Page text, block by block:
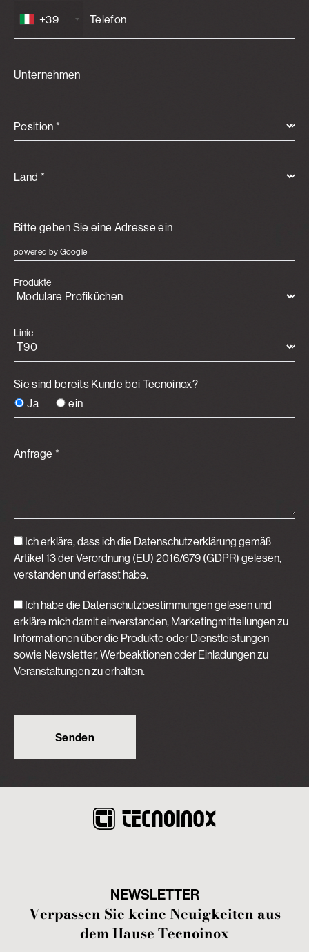
+39
Unternehmen
Position *
Land *
powered by Google
Produkte
Linie
Sie sind bereits Kunde bei Tecnoinox?
Ja
ein
Anfrage *
Ich erkläre, dass ich die Datenschutzerklärung gemäß
Artikel 13 der Verordnung (EU) 2016/679 (GDPR) gelesen,
verstanden und erfasst habe.
Ich habe die Datenschutzbestimmungen gelesen und
erkläre mich damit einverstanden, Marketingmitteilungen zu
Informationen über die Produkte oder Dienstleistungen
sowie Newsletter, Werbeaktionen oder Einladungen zu
Veranstaltungen zu erhalten.
NEWSLETTER
Verpassen Sie keine Neuigkeiten aus
dem Hause Tecnoinox